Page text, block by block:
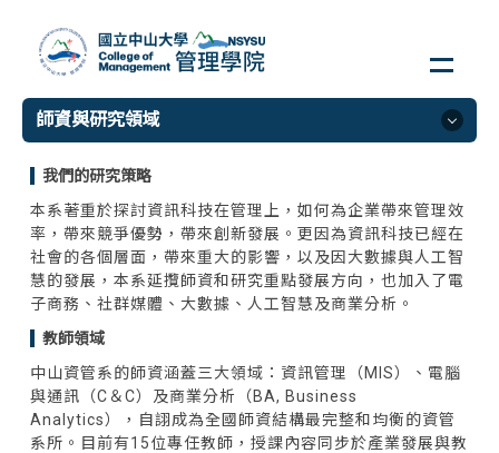
要
師資與研究領域
師資與研究領域
企業管理學系
資訊管理學系
財務管理學系
公共事務管理研究所
人力資源管理研究所
行銷傳播管理研究所
全英語研究所/學士班
我們的研究策略
本系著重於探討資訊科技在管理上，如何為企業帶來管理效
率，帶來競爭優勢，帶來創新發展。更因為資訊科技已經在
社會的各個層面，帶來重大的影響，以及因大數據與人工智
慧的發展，本系延攬師資和研究重點發展方向，也加入了電
子商務、社群媒體、大數據、人工智慧及商業分析。
教師領域
中山資管系的師資涵蓋三大領域：資訊管理（MIS）、電腦
與通訊（C＆C）及商業分析（BA, Business
Analytics），自詡成為全國師資結構最完整和均衡的資管
系所。目前有15位專任教師，授課內容同步於產業發展與教